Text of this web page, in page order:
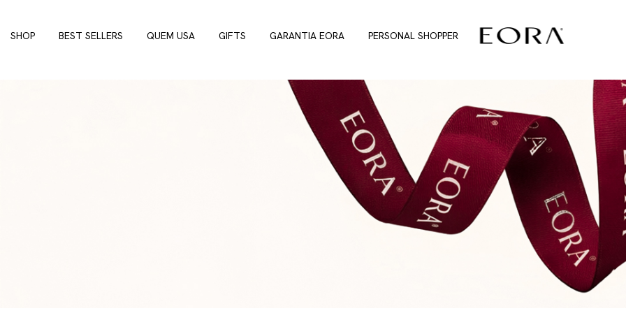
SHOP BEST SELLERS QUEM USA GIFTS GARANTIA EORA PERSONAL SHOPPER